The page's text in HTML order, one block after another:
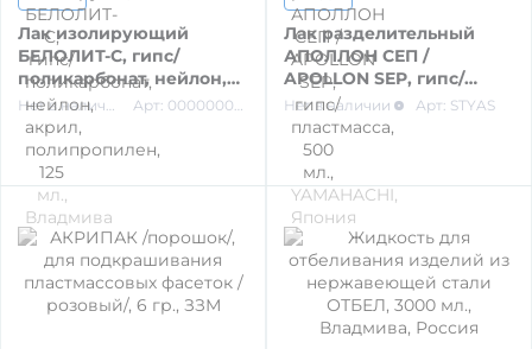
РЕНТГЕНОВСКИЕ МАТЕРИАЛЫ
АППЛИКАТОРЫ /без срока/
ОДНОРАЗОВАЯ ПРОДУКЦИЯ (срок)
МАТЕРИАЛ ДЛЯ ПРОФИЛАКТИКИ
ИМПЛАНТОЛОГИЯ
Лак изолирующий
БЕЛОЛИТ-С, гипс/
поликарбонат, нейлон,
акрил, полипропилен,
125 мл., Владмива
Лак разделительный
АПОЛЛОН СЕП /
APOLLON SEP, гипс/
пластмасса, 500 мл.,
YAMAHACHI, Япония
Нет в наличии Арт: STYAS